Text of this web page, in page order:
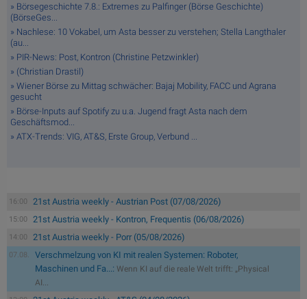
» Börsegeschichte 7.8.: Extremes zu Palfinger (Börse Geschichte)
(BörseGes...
» Nachlese: 10 Vokabel, um Asta besser zu verstehen; Stella Langthaler
(au...
» PIR-News: Post, Kontron (Christine Petzwinkler)
» (Christian Drastil)
» Wiener Börse zu Mittag schwächer: Bajaj Mobility, FACC und Agrana
gesucht
» Börse-Inputs auf Spotify zu u.a. Jugend fragt Asta nach dem
Geschäftsmod...
» ATX-Trends: VIG, AT&S, Erste Group, Verbund ...
16:00 21st Austria weekly - Austrian Post (07/08/2026)
15:00 21st Austria weekly - Kontron, Frequentis (06/08/2026)
14:00 21st Austria weekly - Porr (05/08/2026)
07.08.
Verschmelzung von KI mit realen Systemen: Roboter,
Maschinen und Fa...: Wenn KI auf die reale Welt trifft: „Physical
AI...